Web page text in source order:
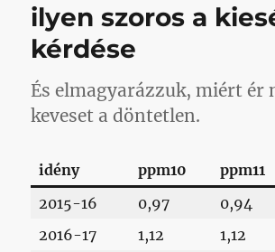
ilyen szoros a
kérdése
És elmagyarázzuk, miért ér
keveset a döntetlen.
idény ppm10 ppm11
2015-16
0,97 0,94
2016-17
1,12 1,12